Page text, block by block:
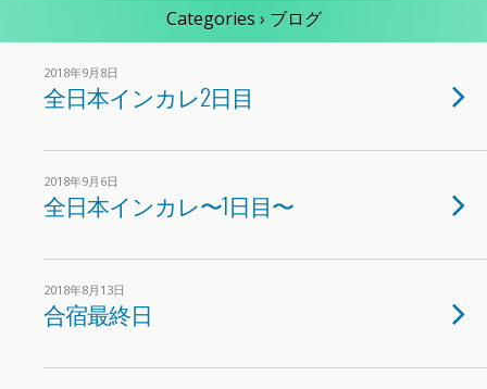
Categories › ブログ
2018年9月8日
全日本インカレ2日目
2018年9月6日
全日本インカレ〜1日目〜
2018年8月13日
合宿最終日